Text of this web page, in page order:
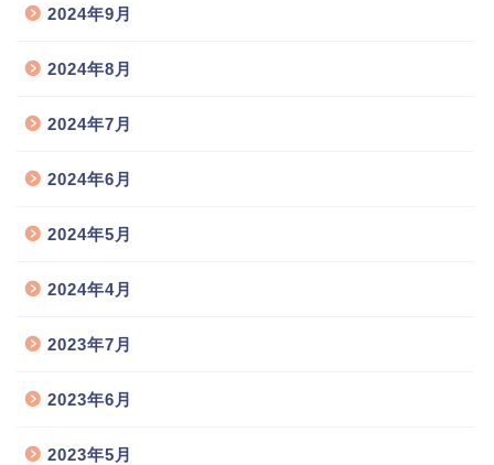
2024年9月
2024年8月
2024年7月
2024年6月
2024年5月
2024年4月
2023年7月
2023年6月
2023年5月